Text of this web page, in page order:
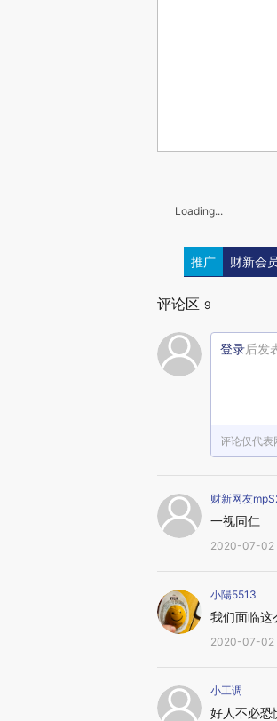
Loading...
推广 财新会
评论区 9
登录后发
评论仅代表
财新网友
一视同仁
2020-07-02
小陽5513
我们面临这
2020-07-02
小工调
好人不必恐